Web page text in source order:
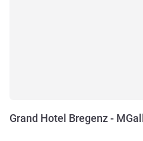
Grand Hotel Bregenz -